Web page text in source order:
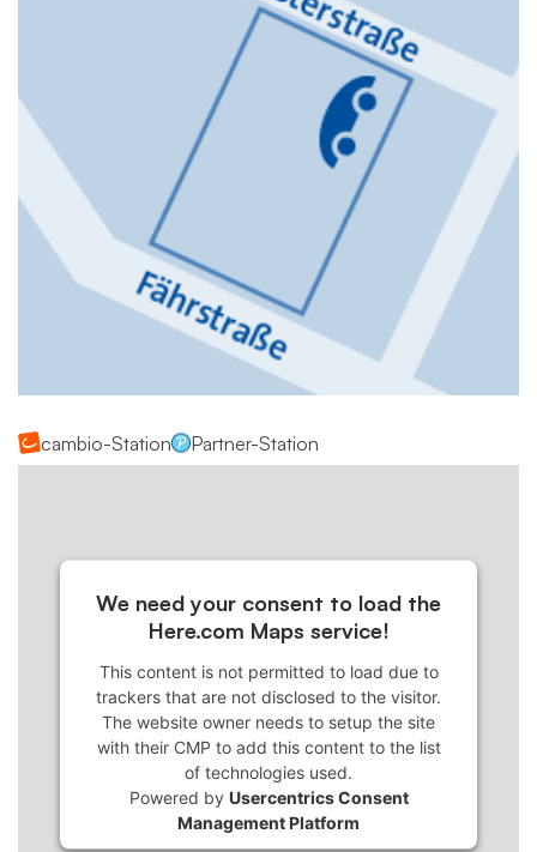
cambio-Station Partner-Station
We need your consent to load the
Here.com Maps service!
This content is not permitted to load due to
trackers that are not disclosed to the visitor.
The website owner needs to setup the site
with their CMP to add this content to the list
of technologies used.
Powered by Usercentrics Consent
Management Platform